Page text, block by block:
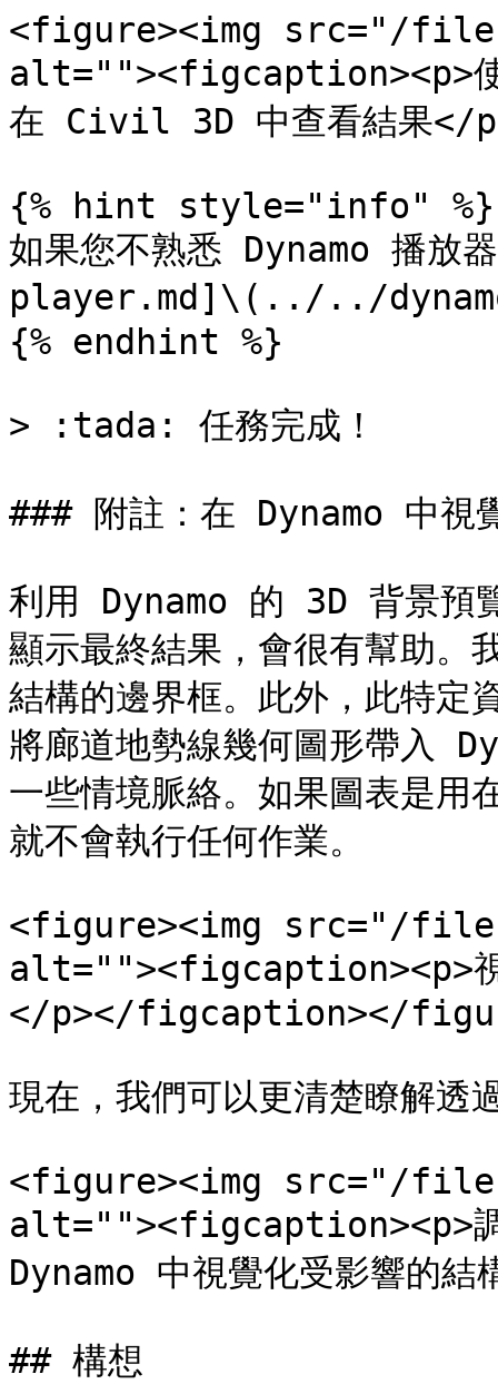
<figure><img src="/files/
alt=""><figcaption><p>使
在 Civil 3D 中查看結果
{% hint style="info" %}
如果您不熟悉 Dynamo 播放
player.md]\(../../
{% endhint %}
> :tada: 任務完成！
### 附註：在 Dynamo 中視
利用 Dynamo 的 3D 背景預
顯示最終結果，會很有幫助。
結構的邊界框。此外，此特定
將廊道地勢線幾何圖形帶入
一些情境脈絡。如果圖表是用
就不會執行任何作業。
<figure><img src="/files/
alt=""><figcaption><p>視
</p></figcaption></
現在，我們可以更清楚瞭解透
<figure><img src="/files/
alt=""><figcaption><p>調
Dynamo 中視覺化受影響
## 構想